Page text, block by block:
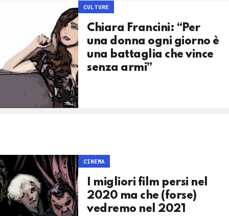
CULTURE
Chiara Francini: “Per
una donna ogni giorno è
una battaglia che vince
senza armi”
CINEMA
I migliori film persi nel
2020 ma che (forse)
vedremo nel 2021